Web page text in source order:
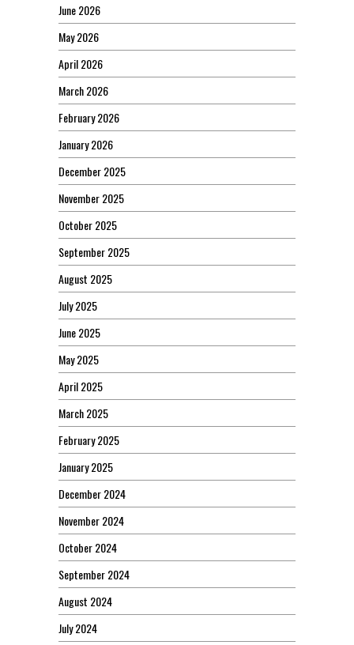
June 2026
May 2026
April 2026
March 2026
February 2026
January 2026
December 2025
November 2025
October 2025
September 2025
August 2025
July 2025
June 2025
May 2025
April 2025
March 2025
February 2025
January 2025
December 2024
November 2024
October 2024
September 2024
August 2024
July 2024